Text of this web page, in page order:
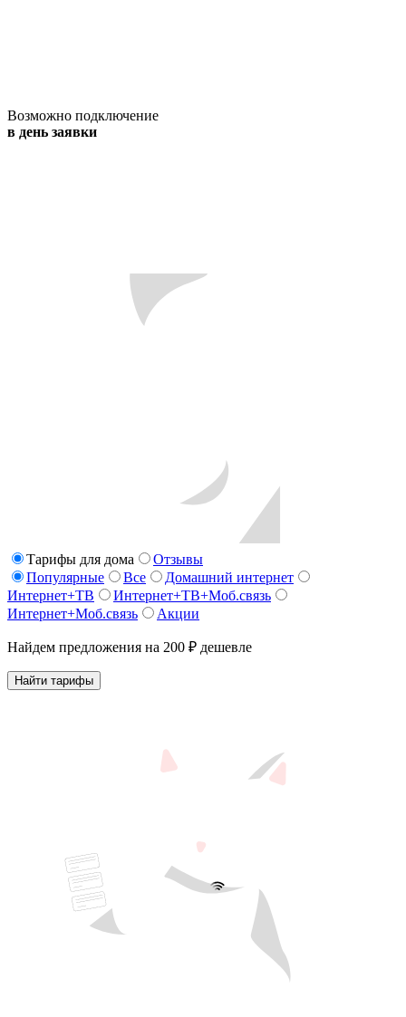
Возможно подключение
в день заявки
Тарифы для дома
Отзывы
Популярные
Все
Домашний интернет
Интернет+ТВ
Интернет+ТВ+Моб.связь
Интернет+Моб.связь
Акции
Найдем предложения на 200 ₽ дешевле
Найти тарифы